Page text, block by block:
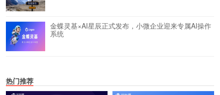
​金蝶灵基×AI星辰正式发布，小微企业迎来专属AI操作
系统
热门推荐